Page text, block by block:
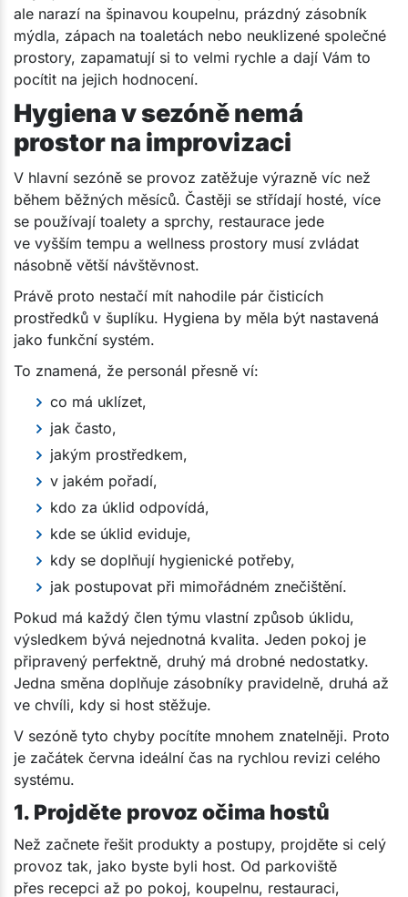
ale narazí na špinavou koupelnu, prázdný zásobník
mýdla, zápach na toaletách nebo neuklizené společné
prostory, zapamatují si to velmi rychle a dají Vám to
pocítit na jejich hodnocení.
Hygiena v sezóně nemá
prostor na improvizaci
V hlavní sezóně se provoz zatěžuje výrazně víc než
během běžných měsíců. Častěji se střídají hosté, více
se používají toalety a sprchy, restaurace jede
ve vyšším tempu a wellness prostory musí zvládat
násobně větší návštěvnost.
Právě proto nestačí mít nahodile pár čisticích
prostředků v šuplíku. Hygiena by měla být nastavená
jako funkční systém.
To znamená, že personál přesně ví:
co má uklízet,
jak často,
jakým prostředkem,
v jakém pořadí,
kdo za úklid odpovídá,
kde se úklid eviduje,
kdy se doplňují hygienické potřeby,
jak postupovat při mimořádném znečištění.
Pokud má každý člen týmu vlastní způsob úklidu,
výsledkem bývá nejednotná kvalita. Jeden pokoj je
připravený perfektně, druhý má drobné nedostatky.
Jedna směna doplňuje zásobníky pravidelně, druhá až
ve chvíli, kdy si host stěžuje.
V sezóně tyto chyby pocítíte mnohem znatelněji. Proto
je začátek června ideální čas na rychlou revizi celého
systému.
1. Projděte provoz očima hostů
Než začnete řešit produkty a postupy, projděte si celý
provoz tak, jako byste byli host. Od parkoviště
přes recepci až po pokoj, koupelnu, restauraci,